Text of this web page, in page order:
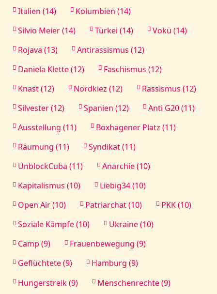
Italien (14)
Kolumbien (14)
Silvio Meier (14)
Türkei (14)
Vokü (14)
Rojava (13)
Antirassismus (12)
Daniela Klette (12)
Faschismus (12)
Knast (12)
Nordkiez (12)
Rassismus (12)
Silvester (12)
Spanien (12)
Anti G20 (11)
Ausstellung (11)
Boxhagener Platz (11)
Räumung (11)
Syndikat (11)
UnblockCuba (11)
Anarchie (10)
Kapitalismus (10)
Liebig34 (10)
Open Air (10)
Patriarchat (10)
PKK (10)
Soziale Kämpfe (10)
Ukraine (10)
Camp (9)
Frauenbewegung (9)
Geflüchtete (9)
Hamburg (9)
Hungerstreik (9)
Menschenrechte (9)